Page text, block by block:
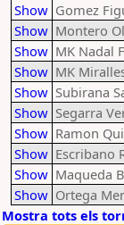
Show Gomez
Show Montero
Show MK Nadal
Show MK
Show Subirana
Show Segarra
Show Ramon
Show Escribano
Show Maqueda
Show Ortega
Mostra tots els